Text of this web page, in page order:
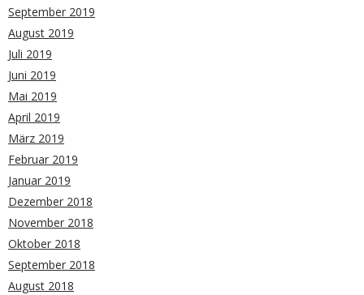
September 2019
August 2019
Juli 2019
Juni 2019
Mai 2019
April 2019
März 2019
Februar 2019
Januar 2019
Dezember 2018
November 2018
Oktober 2018
September 2018
August 2018